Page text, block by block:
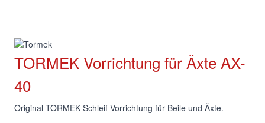
TORMEK Vorrichtung für Äxte
AX-40
Original TORMEK Schleif-Vorrichtung für Beile und Äxte.